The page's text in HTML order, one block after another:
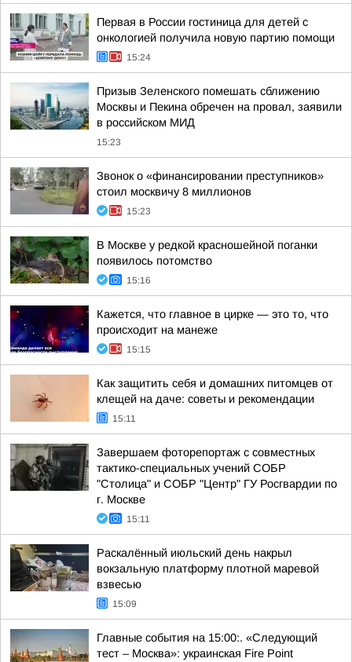
Первая в России гостиница для детей с
онкологией получила новую партию помощи
15:24
Призыв Зеленского помешать сближению
Москвы и Пекина обречен на провал, заявили
в российском МИД
15:23
Звонок о «финансировании преступников»
стоил москвичу 8 миллионов
15:23
В Москве у редкой красношейной поганки
появилось потомство
15:16
Кажется, что главное в цирке — это то, что
происходит на манеже
15:15
Как защитить себя и домашних питомцев от
клещей на даче: советы и рекомендации
15:11
Завершаем фоторепортаж с совместных
тактико-специальных учений СОБР
"Столица" и СОБР "Центр" ГУ Росгвардии по
г. Москве
15:11
Раскалённый июльский день накрыл
вокзальную платформу плотной маревой
взвесью
15:09
Главные события на 15:00:. «Следующий
тест – Москва»: украинская Fire Point